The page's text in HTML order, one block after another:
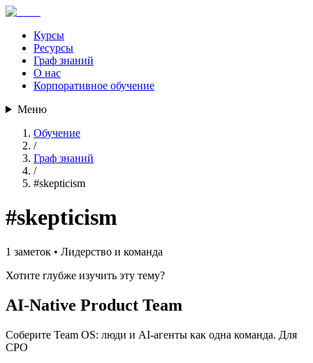
Курсы
Ресурсы
Граф знаний
О нас
Корпоративное обучение
Меню
Обучение
/
Граф знаний
/
#skepticism
#skepticism
1 заметок • Лидерство и команда
Хотите глубже изучить эту тему?
AI-Native Product Team
Соберите Team OS: люди и AI-агенты как одна команда. Для
CPO